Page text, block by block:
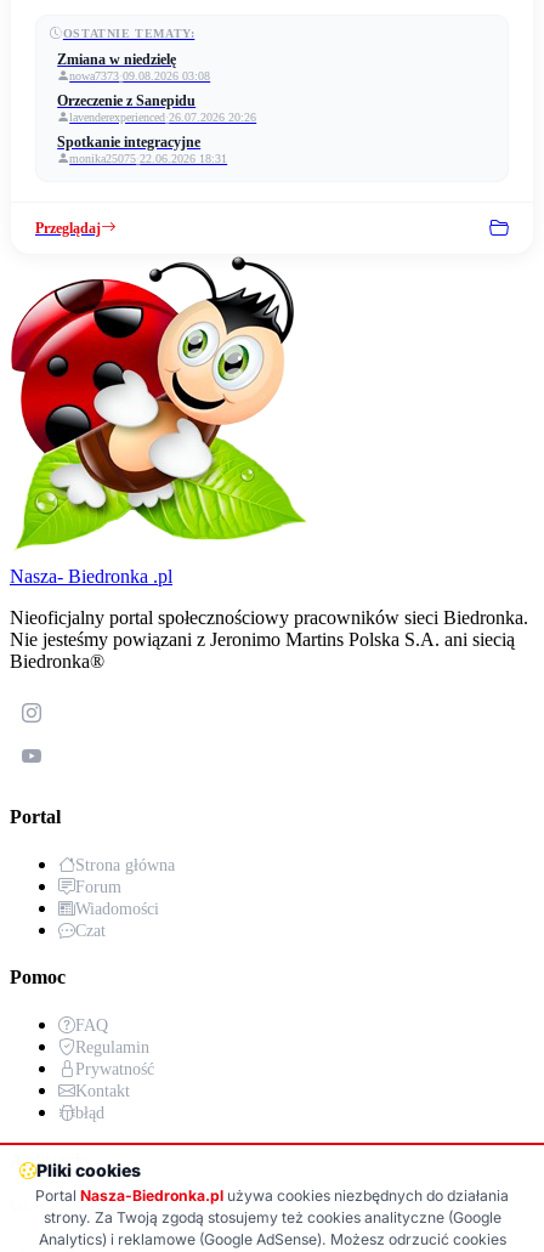
OSTATNIE TEMATY:
Zmiana w niedzielę
nowa7373·09.08.2026 03:08
Orzeczenie z Sanepidu
lavenderexperienced·26.07.2026 20:26
Spotkanie integracyjne
monika25075·22.06.2026 18:31
Przeglądaj
Nasza- Biedronka .pl
Nieoficjalny portal społecznościowy pracowników sieci Biedronka.
Nie jesteśmy powiązani z Jeronimo Martins Polska S.A. ani siecią
Biedronka®
Portal
Strona główna
Forum
Wiadomości
Czat
Pomoc
FAQ
Regulamin
Prywatność
Kontakt
błąd
Aplikacja
Wersja PWA już wkrótce!
Pliki cookies
Portal Nasza-Biedronka.pl używa cookies niezbędnych do działania
strony. Za Twoją zgodą stosujemy też cookies analityczne (Google
Analytics) i reklamowe (Google AdSense). Możesz odrzucić cookies